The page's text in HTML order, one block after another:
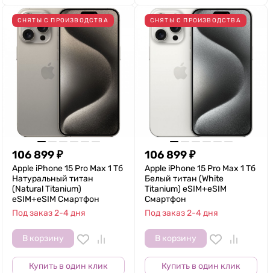
СНЯТЫ С ПРОИЗВОДСТВА
106 899₽
Apple iPhone 15 Pro Max 1 Тб
Натуральный титан
(Natural Titanium)
eSIM+eSIM Смартфон
Под заказ 2-4 дня
В корзину
Купить в один клик
СНЯТЫ С ПРОИЗВОДСТВА
106 899₽
Apple iPhone 15 Pro Max 1 Тб
Белый титан (White
Titanium) eSIM+eSIM
Смартфон
Под заказ 2-4 дня
В корзину
Купить в один клик